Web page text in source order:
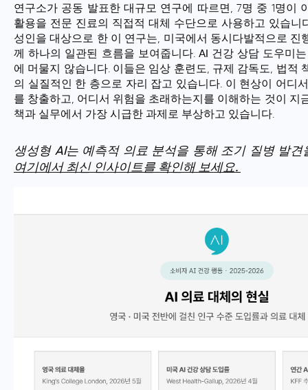
연구소가 공동 발표한 대규모 연구에 따르면, 7명 중 1명이
활용을 전문 진료의 직접적 대체 수단으로 사용하고 있습니
성인을 대상으로 한 이 연구는, 미국에서 동시다발적으로 진
께 하나의 일관된 흐름을 보여줍니다. AI 건강 상담 도우미
에 머물지 않습니다. 이들은 임상 훈련도, 규제 감독도, 법적
의 실질적인 한 층으로 자리 잡고 있습니다. 이 현상이 어디
를 창출하고, 어디서 위험을 초래하는지를 이해하는 것이 지
책과 실무에서 가장 시급한 과제로 부상하고 있습니다.
생성형 AI는 예측적 의료 분석을 통해 조기 질병 발견
여기에서 최신 인사이트를 확인해 보세요.